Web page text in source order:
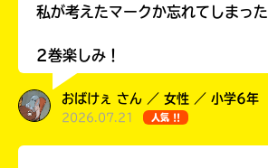
私が考えたマークか忘れてしまった
2巻楽しみ！
おばけぇ さん ／ 女性 ／ 小学6年
2026.07.21 人気 !!
容
エ